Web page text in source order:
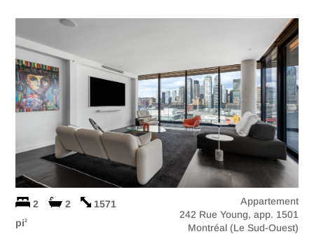
2 2
1571
pi2
Appartement
242 Rue Young, app. 1501
Montréal (Le Sud-Ouest)